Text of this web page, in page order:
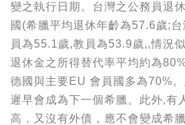
變之執行日期。台灣之公務員退
國(希臘平均退休年齡為57.6歲;
員為55.1歲,教員為53.9歲,,情況
退休金之所得替代率平均約為
德國與主要EU 會員國多為70%。
遲早會成為下一個希臘。此外,有
高，又沒有外債，應不會變成希